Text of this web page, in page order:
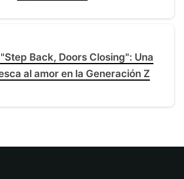
Back, Doors Closing": Una
al amor en la Generación Z